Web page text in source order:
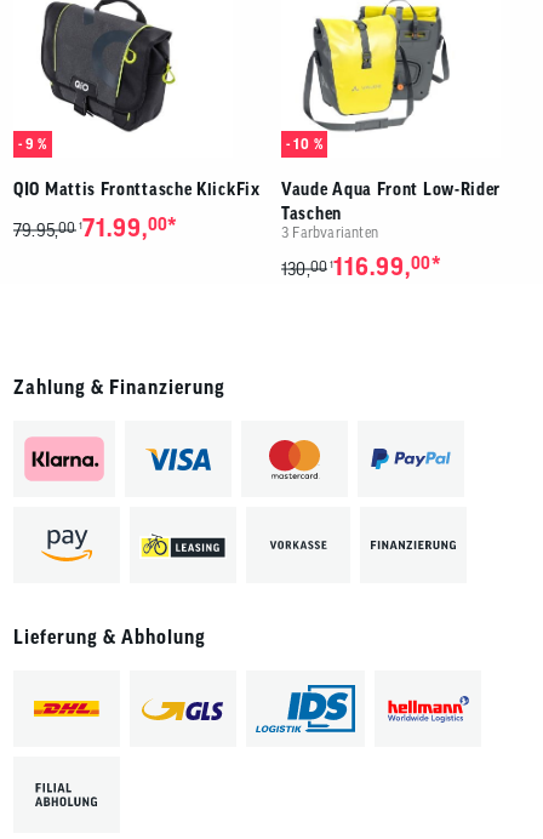
- 9 %
QIO Mattis Fronttasche KlickFix
79.95,00 171.99,00*
- 10 %
Vaude Aqua Front Low-Rider
Taschen
3 Farbvarianten
130,00 1116.99,00*
Zahlung & Finanzierung
Lieferung & Abholung